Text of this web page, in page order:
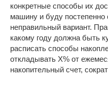
конкретные способы их
машину и буду постепенно
неправильный вариант.
какому году должна быть
расписать способы
откладывать Х% от
накопительный счет,